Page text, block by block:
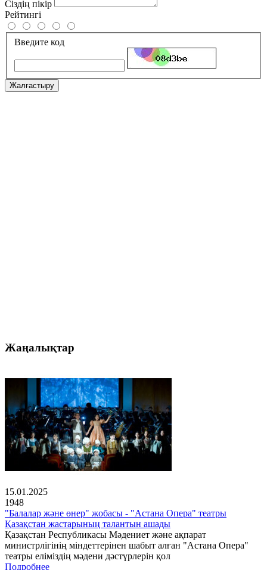
Сіздің пікір
Рейтингі
Введите код
Жалғастыру
Жаңалықтар
15.01.2025
1948
"Балалар және өнер" жобасы - "Астана Опера" театры
Қазақстан жастарының талантын ашады
Қазақстан Республикасы Мәдениет және ақпарат
министрлігінің міндеттерінен шабыт алған "Астана Опера"
театры еліміздің мәдени дәстүрлерін қол
Подробнее